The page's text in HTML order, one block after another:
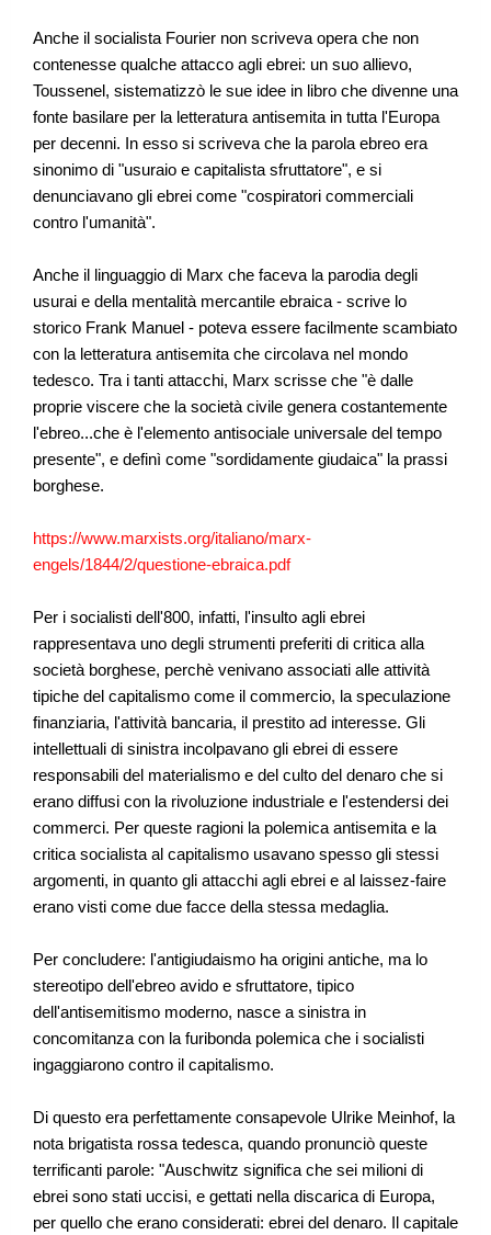
Anche il socialista Fourier non scriveva opera che non
contenesse qualche attacco agli ebrei: un suo allievo,
Toussenel, sistematizzò le sue idee in libro che divenne una
fonte basilare per la letteratura antisemita in tutta l'Europa
per decenni. In esso si scriveva che la parola ebreo era
sinonimo di "usuraio e capitalista sfruttatore", e si
denunciavano gli ebrei come "cospiratori commerciali
contro l'umanità".
Anche il linguaggio di Marx che faceva la parodia degli
usurai e della mentalità mercantile ebraica - scrive lo
storico Frank Manuel - poteva essere facilmente scambiato
con la letteratura antisemita che circolava nel mondo
tedesco. Tra i tanti attacchi, Marx scrisse che "è dalle
proprie viscere che la società civile genera costantemente
l'ebreo...che è l'elemento antisociale universale del tempo
presente", e definì come "sordidamente giudaica" la prassi
borghese.
https://www.marxists.org/italiano/marx-
engels/1844/2/questione-ebraica.pdf
Per i socialisti dell'800, infatti, l'insulto agli ebrei
rappresentava uno degli strumenti preferiti di critica alla
società borghese, perchè venivano associati alle attività
tipiche del capitalismo come il commercio, la speculazione
finanziaria, l'attività bancaria, il prestito ad interesse. Gli
intellettuali di sinistra incolpavano gli ebrei di essere
responsabili del materialismo e del culto del denaro che si
erano diffusi con la rivoluzione industriale e l'estendersi dei
commerci. Per queste ragioni la polemica antisemita e la
critica socialista al capitalismo usavano spesso gli stessi
argomenti, in quanto gli attacchi agli ebrei e al laissez-faire
erano visti come due facce della stessa medaglia.
Per concludere: l'antigiudaismo ha origini antiche, ma lo
stereotipo dell'ebreo avido e sfruttatore, tipico
dell'antisemitismo moderno, nasce a sinistra in
concomitanza con la furibonda polemica che i socialisti
ingaggiarono contro il capitalismo.
Di questo era perfettamente consapevole Ulrike Meinhof, la
nota brigatista rossa tedesca, quando pronunciò queste
terrificanti parole: "Auschwitz significa che sei milioni di
ebrei sono stati uccisi, e gettati nella discarica di Europa,
per quello che erano considerati: ebrei del denaro. Il capitale